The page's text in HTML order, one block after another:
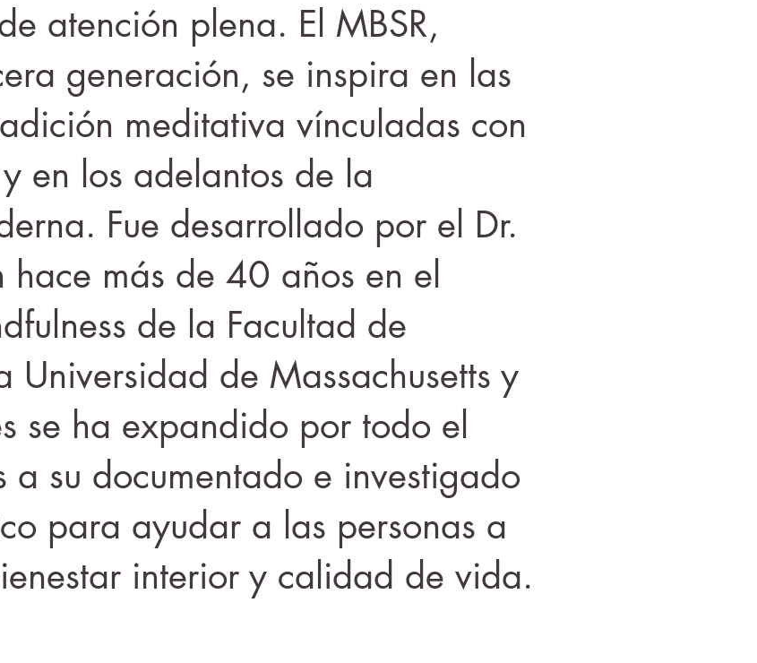
atención plena. El MBSR,
generación, se inspira en las
meditativa vínculadas con
en los adelantos de la
Fue desarrollado por el Dr.
hace más de 40 años en el
de la Facultad de
de Massachusetts y
se ha expandido por todo el
a su documentado e investigado
para ayudar a las personas a
interior y calidad de vida.